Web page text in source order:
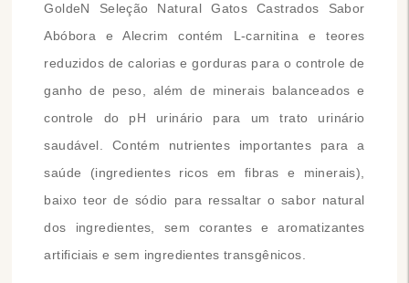
GoldeN Seleção Natural Gatos Castrados Sabor
Abóbora e Alecrim contém L-carnitina e teores
reduzidos de calorias e gorduras para o controle de
ganho de peso, além de minerais balanceados e
controle do pH urinário para um trato urinário
saudável. Contém nutrientes importantes para a
saúde (ingredientes ricos em fibras e minerais),
baixo teor de sódio para ressaltar o sabor natural
dos ingredientes, sem corantes e aromatizantes
artificiais e sem ingredientes transgênicos.